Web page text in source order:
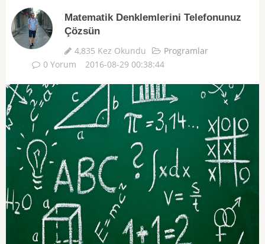
Matematik Denklemlerini Telefonunuz
Çözsün
4,835 Kez Okundu
Programlar
0 Yorum
2016-08-29 00:38:44